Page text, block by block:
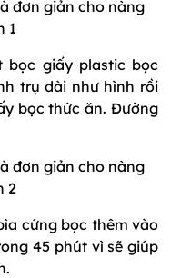
bọc giấy plastic bọc
trụ dài như hình rồi
bọc thức ăn. Đường
cứng bọc thêm vào
45 phút vì sẽ giúp